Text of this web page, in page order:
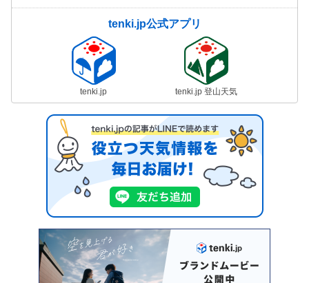
tenki.jp公式アプリ
tenki.jp tenki.jp 登山天気